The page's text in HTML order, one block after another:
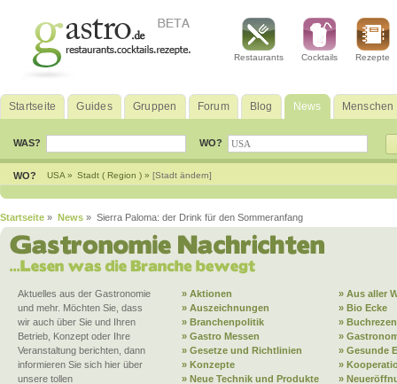
Restaurants Cocktails Rezepte
Startseite Guides Gruppen Forum Blog News Menschen
WAS? WO?
WO? USA » Stadt ( Region ) » [Stadt ändern]
Startseite » News » Sierra Paloma: der Drink für den Sommeranfang
Aktuelles aus der Gastronomie
und mehr. Möchten Sie, dass
wir auch über Sie und Ihren
Betrieb, Konzept oder Ihre
Veranstaltung berichten, dann
informieren Sie sich hier über
unsere tollen
» Aktionen
» Aus aller
» Auszeichnungen
» Bio Ecke
» Branchenpolitik
»
» Gastro Messen
»
» Gesetze und Richtlinien
» Gesunde
» Konzepte
»
» Neue Technik und Produkte
»